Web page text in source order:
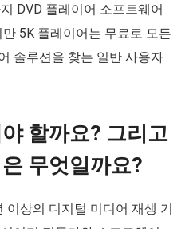
DVD 플레이어 소프트웨어
5K 플레이어는 무료로 모든
솔루션을 찾는 일반 사용자
할까요? 그리고
무엇일까요?
상의 디지털 미디어 재생 기